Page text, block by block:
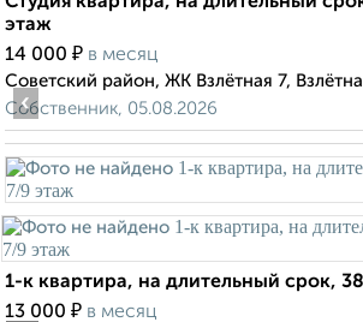
этаж
14 000 ₽ в месяц
Советский район, ЖК Взлётная 7,
Собственник, 05.08.2026
‹
1-к квартира, на длительный срок,
13 000 ₽ в месяц